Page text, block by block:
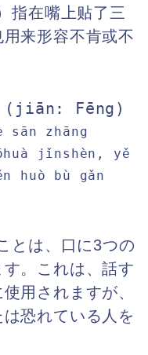
指在嘴上贴了三
来形容不肯或不
(jiān: Fēng)
zhāng
jǐnshèn, yě
huò bù gǎn
とは、口に3つの
。これは、話す
用されますが、
恐れている人を